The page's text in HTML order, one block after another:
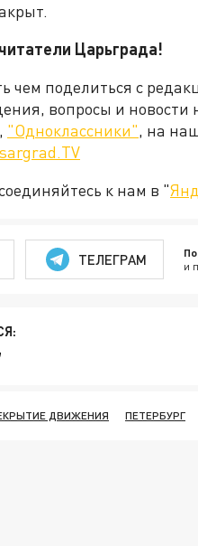
Царьграда!
чем поделиться с
вопросы и новости
"Одноклассники", на
к нам в "
ТЕЛЕГРАМ и
ДВИЖЕНИЯ ПЕТЕРБУРГ